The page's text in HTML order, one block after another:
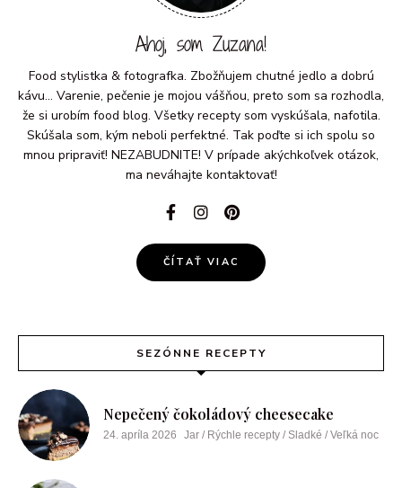
Ahoj, som Zuzana!
Food stylistka & fotografka. Zbožňujem chutné jedlo a dobrú
kávu... Varenie, pečenie je mojou vášňou, preto som sa rozhodla,
že si urobím food blog. Všetky recepty som vyskúšala, nafotila.
Skúšala som, kým neboli perfektné. Tak poďte si ich spolu so
mnou pripraviť! NEZABUDNITE! V prípade akýchkoľvek otázok,
ma neváhajte kontaktovať!
ČÍTAŤ VIAC
SEZÓNNE RECEPTY
Nepečený čokoládový cheesecake
24. apríla 2026 Jar / Rýchle recepty / Sladké / Veľká noc